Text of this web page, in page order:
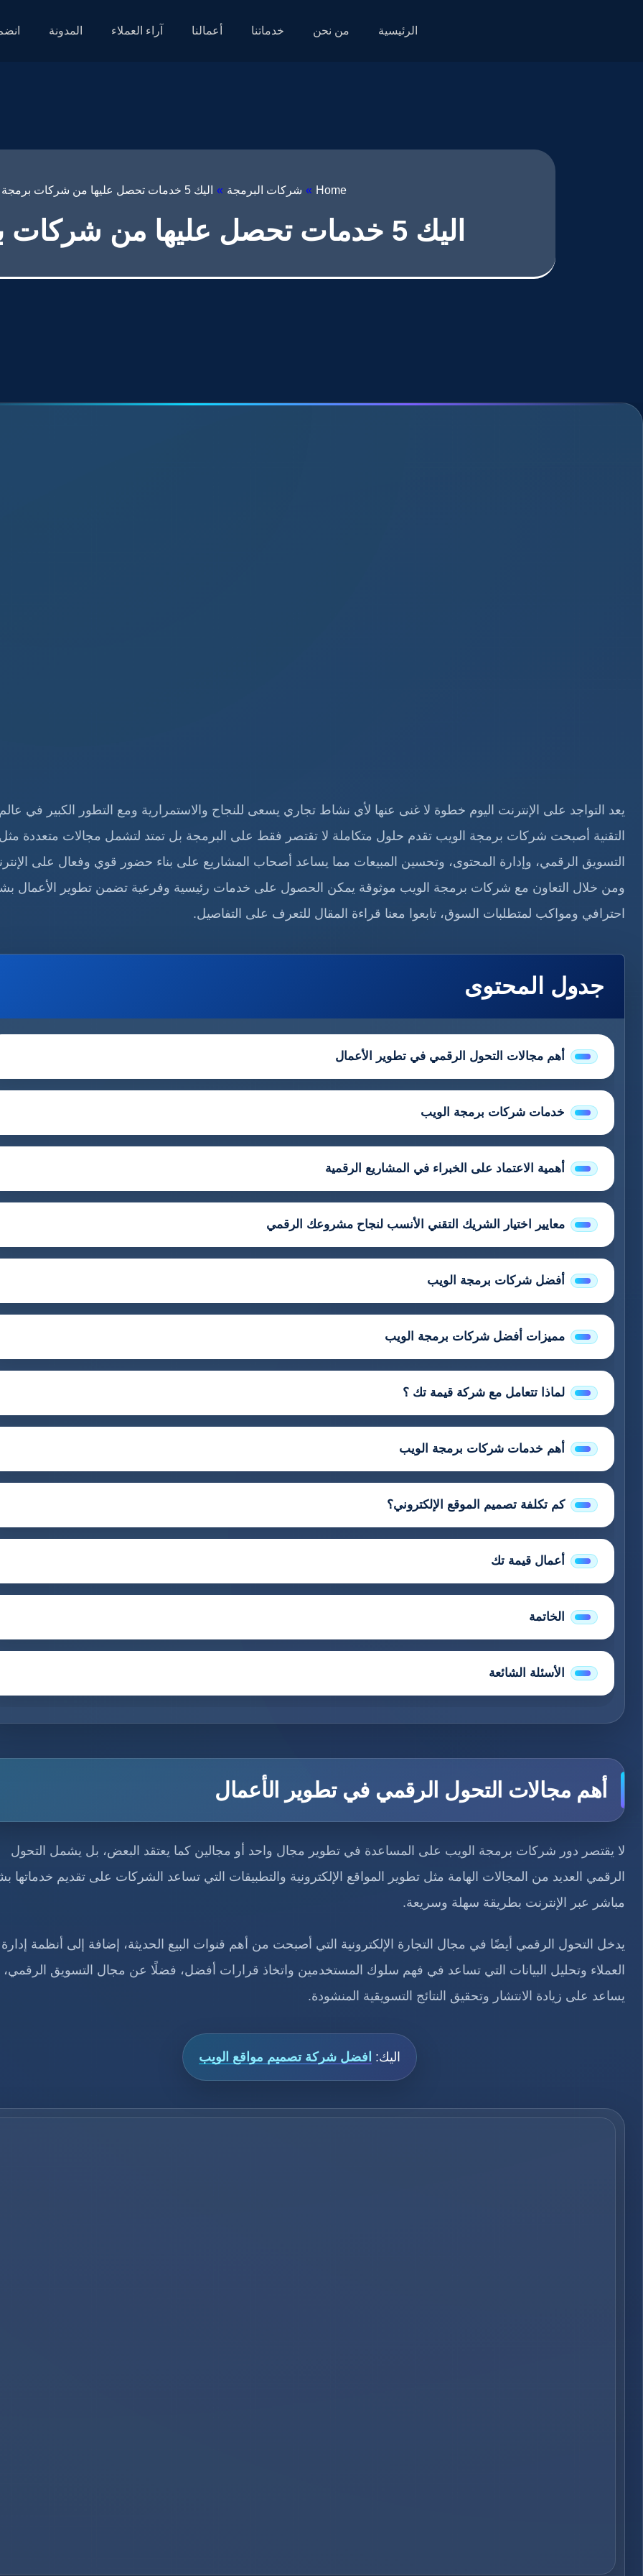
الرئيسية من نحن خدماتنا أعمالنا آراء العملاء المدونة
Home
» شركات البرمجة » اليك 5 خدمات تحصل عليها من شركات برمجة الويب
اليك 5 خدمات تحصل عليها من شركات برمجة الويب
يعد التواجد على الإنترنت اليوم خطوة لا غنى عنها لأي نشاط تجاري يسعى للنجاح والاستمرارية ومع التطور الكبير في
التقنية أصبحت شركات برمجة الويب تقدم حلول متكاملة لا تقتصر فقط على البرمجة بل تمتد لتشمل مجالات متعددة
التسويق الرقمي، وإدارة المحتوى، وتحسين المبيعات مما يساعد أصحاب المشاريع على بناء حضور قوي وفعال على
ومن خلال التعاون مع شركات برمجة الويب موثوقة يمكن الحصول على خدمات رئيسية وفرعية تضمن تطوير الأعمال
احترافي ومواكب لمتطلبات السوق، تابعوا معنا قراءة المقال للتعرف على التفاصيل.
جدول المحتوى
أهم مجالات التحول الرقمي في تطوير الأعمال
خدمات شركات برمجة الويب
أهمية الاعتماد على الخبراء في المشاريع الرقمية
معايير اختيار الشريك التقني الأنسب لنجاح مشروعك الرقمي
أفضل شركات برمجة الويب
مميزات أفضل شركات برمجة الويب
لماذا تتعامل مع شركة قيمة تك ؟
أهم خدمات شركات برمجة الويب
كم تكلفة تصميم الموقع الإلكتروني؟
أعمال قيمة تك
الخاتمة
الأسئلة الشائعة
أهم مجالات التحول الرقمي في تطوير الأعمال
لا يقتصر دور شركات برمجة الويب على المساعدة في تطوير مجال واحد أو مجالين كما يعتقد البعض، بل يشمل التحول
الرقمي العديد من المجالات الهامة مثل تطوير المواقع الإلكترونية والتطبيقات التي تساعد الشركات على تقديم خدماتها
مباشر عبر الإنترنت بطريقة سهلة وسريعة.
يدخل التحول الرقمي أيضًا في مجال التجارة الإلكترونية التي أصبحت من أهم قنوات البيع الحديثة، إضافة إلى أنظمة إدارة
العملاء وتحليل البيانات التي تساعد في فهم سلوك المستخدمين واتخاذ قرارات أفضل، فضلًا عن مجال التسويق الرقمي،
يساعد على زيادة الانتشار وتحقيق النتائج التسويقية المنشودة.
اليك: افضل شركة تصميم مواقع الويب